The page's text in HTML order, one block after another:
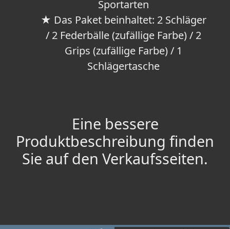
Sportarten
★ Das Paket beinhaltet: 2 Schläger
/ 2 Federbälle (zufällige Farbe) / 2
Grips (zufällige Farbe) / 1
Schlägertasche
Eine bessere
Produktbeschreibung finden
Sie auf den Verkaufsseiten.